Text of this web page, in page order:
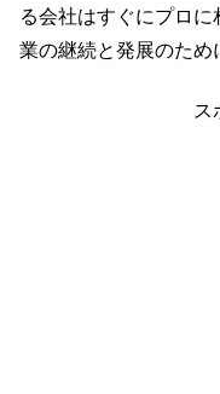
る会社はすぐにプロ
業の継続と発展のため
ス